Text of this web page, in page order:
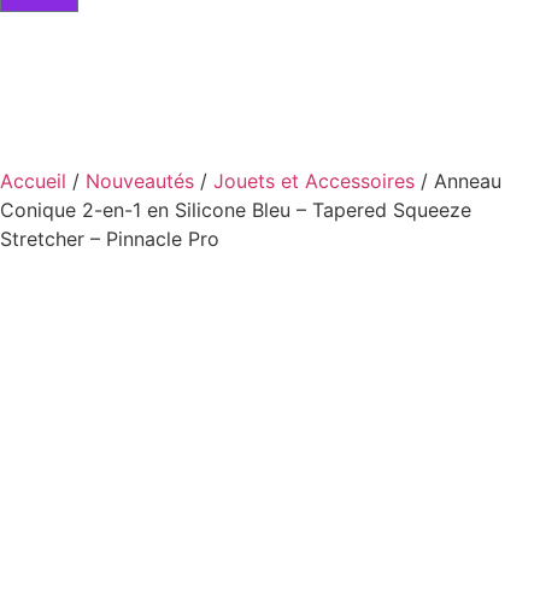
Accueil / Nouveautés / Jouets et Accessoires / Anneau
Conique 2-en-1 en Silicone Bleu – Tapered Squeeze
Stretcher – Pinnacle Pro